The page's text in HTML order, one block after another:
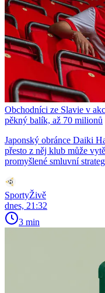
Obchodníci ze Slavie v
pěkný balík, až 70 milionů
Japonský obránce Daiki
přesto z něj klub může
promyšlené smluvní
SportyŽivě
dnes, 21:32
3 min